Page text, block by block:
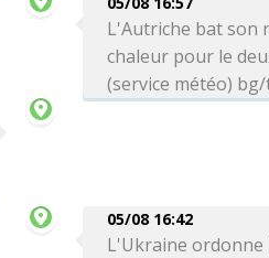
L'Autriche bat son
chaleur pour le
(service météo)
05/08 16:42
L'Ukraine ordonne